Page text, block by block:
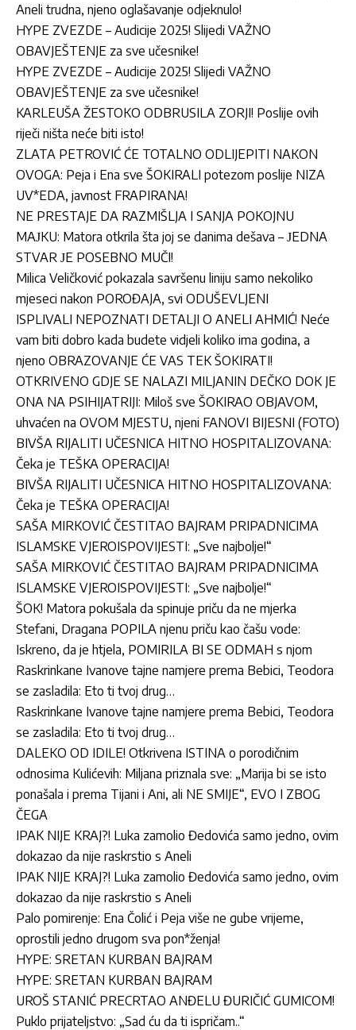
Aneli trudna, njeno oglašavanje odjeknulo!
HYPE ZVEZDE – Audicije 2025! Slijedi VAŽNO
OBAVJEŠTENJE za sve učesnike!
HYPE ZVEZDE – Audicije 2025! Slijedi VAŽNO
OBAVJEŠTENJE za sve učesnike!
KARLEUŠA ŽESTOKO ODBRUSILA ZORJI! Poslije ovih
riječi ništa neće biti isto!
ZLATA PETROVIĆ ĆE TOTALNO ODLIJEPITI NAKON
OVOGA: Peja i Ena sve ŠOKIRALI potezom poslije NIZA
UV*EDA, javnost FRAPIRANA!
NE PRESTAJE DA RAZMIŠLJA I SANJA POKOJNU
MAЈKU: Matora otkrila šta joj se danima dešava – ЈEDNA
STVAR ЈE POSEBNO MUČI!
Milica Veličković pokazala savršenu liniju samo nekoliko
mjeseci nakon POROĐAJA, svi ODUŠEVLJENI
ISPLIVALI NEPOZNATI DETALJI O ANELI AHMIĆ! Neće
vam biti dobro kada budete vidjeli koliko ima godina, a
njeno OBRAZOVANJE ĆE VAS TEK ŠOKIRATI!
OTKRIVENO GDJE SE NALAZI MILJANIN DEČKO DOK JE
ONA NA PSIHIJATRIJI: Miloš sve ŠOKIRAO OBJAVOM,
uhvaćen na OVOM MJESTU, njeni FANOVI BIJESNI (FOTO)
BIVŠA RIJALITI UČESNICA HITNO HOSPITALIZOVANA:
Čeka je TEŠKA OPERACIJA!
BIVŠA RIJALITI UČESNICA HITNO HOSPITALIZOVANA:
Čeka je TEŠKA OPERACIJA!
SAŠA MIRKOVIĆ ČESTITAO BAJRAM PRIPADNICIMA
ISLAMSKE VJEROISPOVIJESTI: „Sve najbolje!“
SAŠA MIRKOVIĆ ČESTITAO BAJRAM PRIPADNICIMA
ISLAMSKE VJEROISPOVIJESTI: „Sve najbolje!“
ŠOK! Matora pokušala da spinuje priču da ne mjerka
Stefani, Dragana POPILA njenu priču kao čašu vode:
Iskreno, da je htjela, POMIRILA BI SE ODMAH s njom
Raskrinkane Ivanove tajne namjere prema Bebici, Teodora
se zasladila: Eto ti tvoj drug…
Raskrinkane Ivanove tajne namjere prema Bebici, Teodora
se zasladila: Eto ti tvoj drug…
DALEKO OD IDILE! Otkrivena ISTINA o porodičnim
odnosima Kulićevih: Miljana priznala sve: „Marija bi se isto
ponašala i prema Tijani i Ani, ali NE SMIJE“, EVO I ZBOG
ČEGA
IPAK NIJE KRAJ?! Luka zamolio Đedovića samo jedno, ovim
dokazao da nije raskrstio s Aneli
IPAK NIJE KRAJ?! Luka zamolio Đedovića samo jedno, ovim
dokazao da nije raskrstio s Aneli
Palo pomirenje: Ena Čolić i Peja više ne gube vrijeme,
oprostili jedno drugom sva pon*ženja!
HYPE: SRETAN KURBAN BAJRAM
HYPE: SRETAN KURBAN BAJRAM
UROŠ STANIĆ PRECRTAO ANĐELU ĐURIČIĆ GUMICOM!
Puklo prijateljstvo: „Sad ću da ti ispričam..“